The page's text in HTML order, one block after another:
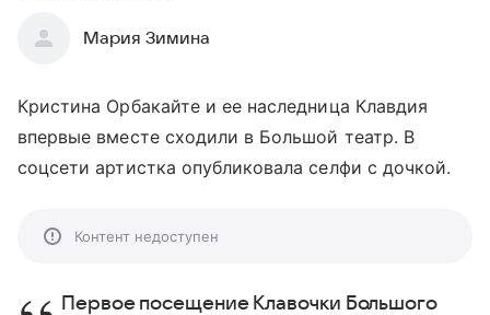
Мария Зимина
Кристина Орбакайте и ее наследница Клавдия
впервые вместе сходили в Большой театр. В
соцсети артистка опубликовала селфи с дочкой.
Контент недоступен
Первое посещение Клавочки Большого